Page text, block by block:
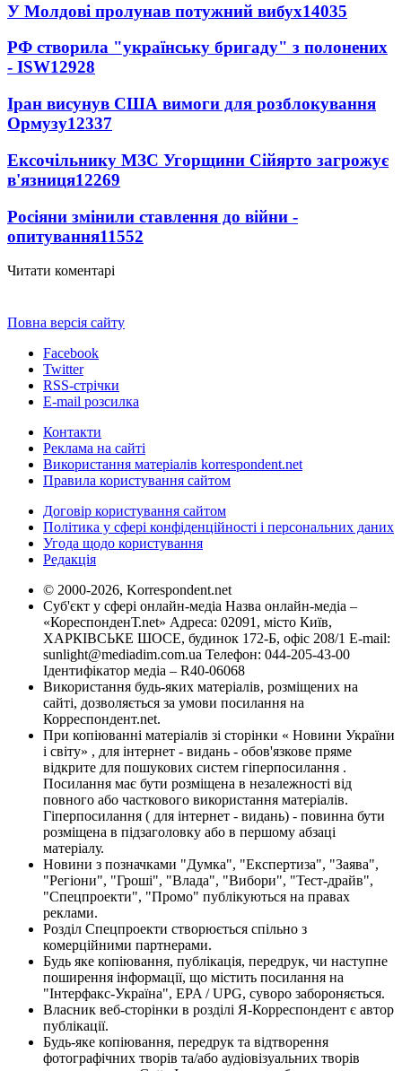
У Молдові пролунав потужний вибух14035
РФ створила "українську бригаду" з полонених
- ISW12928
Іран висунув США вимоги для розблокування
Ормузу12337
Ексочільнику МЗС Угорщини Сійярто загрожує
в'язниця12269
Росіяни змінили ставлення до війни -
опитування11552
Читати коментарі
Повна версія сайту
Facebook
Twitter
RSS-стрічки
E-mail розсилка
Контакти
Реклама на сайті
Використання матеріалів korrespondent.net
Правила користування сайтом
Договір користування сайтом
Політика у сфері конфіденційності і персональних даних
Угода щодо користування
Редакція
© 2000-2026, Korrespondent.net
Суб'єкт у сфері онлайн-медіа Назва онлайн-медіа –
«КореспонденТ.net» Адреса: 02091, місто Київ,
ХАРКІВСЬКЕ ШОСЕ, будинок 172-Б, офіс 208/1 E-mail:
sunlight@mediadim.com.ua Телефон: 044-205-43-00
Ідентифікатор медіа – R40-06068
Використання будь-яких матеріалів, розміщених на
сайті, дозволяється за умови посилання на
Корреспондент.net.
При копіюванні матеріалів зі сторінки « Новини України
і світу» , для інтернет - видань - обов'язкове пряме
відкрите для пошукових систем гіперпосилання .
Посилання має бути розміщена в незалежності від
повного або часткового використання матеріалів.
Гіперпосилання ( для інтернет - видань) - повинна бути
розміщена в підзаголовку або в першому абзаці
матеріалу.
Новини з позначками "Думка", "Експертиза", "Заява",
"Регіони", "Гроші", "Влада", "Вибори", "Тест-драйв",
"Спецпроекти", "Промо" публікуються на правах
реклами.
Розділ Спецпроекти створюється спільно з
комерційними партнерами.
Будь яке копіювання, публікація, передрук, чи наступне
поширення інформації, що містить посилання на
"Інтерфакс-Україна", EPA / UPG, суворо забороняється.
Власник веб-сторінки в розділі Я-Корреспондент є автор
публікації.
Будь-яке копіювання, передрук та відтворення
фотографічних творів та/або аудіовізуальних творів